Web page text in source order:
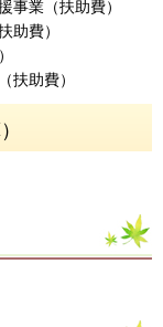
事業（扶助費）
助費）
扶助費）